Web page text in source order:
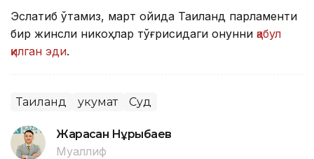
Эслатиб ўтамиз, март ойида Таиланд парламенти
бир жинсли никоҳлар тўғрисидаги қонунни қабул
қилган эди.
Таиланд Ҳукумат Суд
Жарасқан Нұрыбаев
Муаллиф